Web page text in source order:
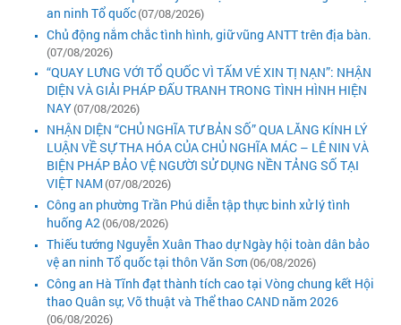
an ninh Tổ quốc(07/08/2026)
Chủ động nắm chắc tình hình, giữ vũng ANTT trên địa bàn.
(07/08/2026)
“QUAY LƯNG VỚI TỔ QUỐC VÌ TẤM VÉ XIN TỊ NẠN”: NHẬN
DIỆN VÀ GIẢI PHÁP ĐẤU TRANH TRONG TÌNH HÌNH HIỆN
NAY(07/08/2026)
NHẬN DIỆN “CHỦ NGHĨA TƯ BẢN SỐ” QUA LĂNG KÍNH LÝ
LUẬN VỀ SỰ THA HÓA CỦA CHỦ NGHĨA MÁC – LÊ NIN VÀ
BIỆN PHÁP BẢO VỆ NGƯỜI SỬ DỤNG NỀN TẢNG SỐ TẠI
VIỆT NAM (07/08/2026)
Công an phường Trần Phú diễn tập thực binh xử lý tình
huống A2(06/08/2026)
Thiếu tướng Nguyễn Xuân Thao dự Ngày hội toàn dân bảo
vệ an ninh Tổ quốc tại thôn Văn Sơn (06/08/2026)
Công an Hà Tĩnh đạt thành tích cao tại Vòng chung kết Hội
thao Quân sự, Võ thuật và Thể thao CAND năm 2026
(06/08/2026)